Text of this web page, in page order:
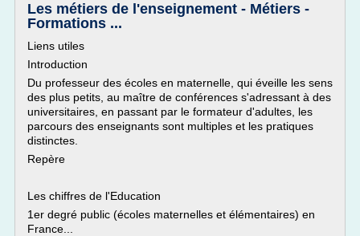
Les métiers de l'enseignement - Métiers -
Formations ...
Liens utiles
Introduction
Du professeur des écoles en maternelle, qui éveille les sens
des plus petits, au maître de conférences s'adressant à des
universitaires, en passant par le formateur d'adultes, les
parcours des enseignants sont multiples et les pratiques
distinctes.
Repère
Les chiffres de l'Education
1er degré public (écoles maternelles et élémentaires) en
France...